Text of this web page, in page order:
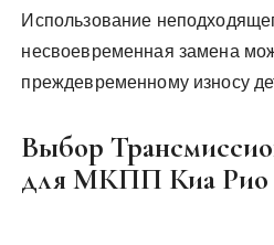
Использование
несвоевременная замена
преждевременному износу
Выбор
для МКПП Киа Рио